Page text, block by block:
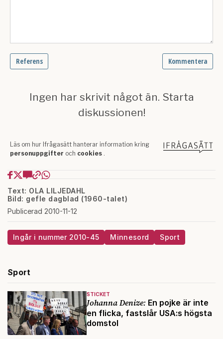
Text: OLA LILJEDAHL
Bild: gefle dagblad (1960-talet)
Publicerad 2010-11-12
Ingår i nummer 2010-45 Minnesord Sport
Sport
STICKET
Johanna Denize: En pojke är inte
en flicka, fastslår USA:s högsta
domstol